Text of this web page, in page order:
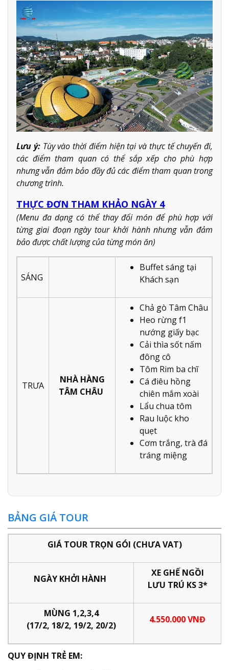
Lưu ý: Tùy vào thời điểm hiện tại và thực tế chuyến đi,
các điểm tham quan có thể sắp xếp cho phù hợp
nhưng vẫn đảm bảo đầy đủ các điểm tham quan trong
chương trình.
THỰC ĐƠN THAM KHẢO NGÀY 4
(Menu đa dạng có thể thay đổi món để phù hợp với
từng giai đoạn ngày tour khởi hành nhưng vẫn đảm
bảo được chất lượng của từng món ăn)
SÁNG
Buffet sáng tại
Khách sạn
TRƯA
NHÀ HÀNG
TÂM CHÂU
Chả gò Tâm Châu
Heo rừng f1
nướng giấy bạc
Cải thìa sốt nấm
đông cô
Tôm Rim ba chĩ
Cá điêu hồng
chiên mắm xoài
Lẩu chua tôm
Rau luộc kho
quẹt
Cơm trắng, trà đá
tráng miệng
BẢNG GIÁ TOUR
GIÁ TOUR TRỌN GÓI (CHƯA VAT)
NGÀY KHỞI HÀNH
XE GHẾ NGỒI
LƯU TRÚ KS 3*
MÙNG 1,2,3,4
(17/2, 18/2, 19/2, 20/2)
4.550.000 VNĐ
QUY ĐỊNH TRẺ EM: